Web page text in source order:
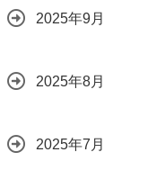
2025年9月
2025年8月
2025年7月